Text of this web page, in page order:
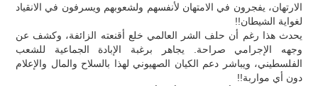
الارتهان، يفجرون في الامتهان لأنفسهم ولشعوبهم ويسرفون في الانقياد
لغواية الشيطان!!
يحدث هذا رغم أن حلف الشر العالمي خلع أقنعته الزائفة، وكشف عن
وجهه الإجرامي صراحة. يجاهر برغبة الإبادة الجماعية للشعب
الفلسطيني، ويباشر دعم الكيان الصهيوني لهذا بالسلاح والمال والإعلام
دون أي مواربة!!